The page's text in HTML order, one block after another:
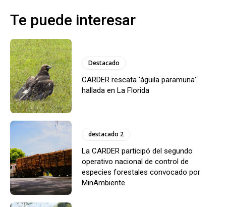
Te puede interesar
Destacado
CARDER rescata ‘águila paramuna’
hallada en La Florida
destacado 2
La CARDER participó del segundo
operativo nacional de control de
especies forestales convocado por
MinAmbiente